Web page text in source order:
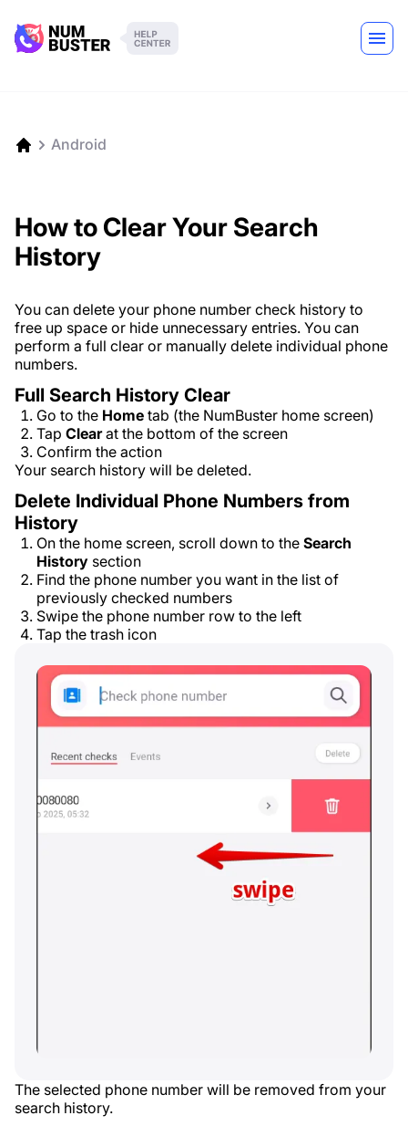
Android
How to Clear Your Search
History
You can delete your phone number check history to
free up space or hide unnecessary entries. You can
perform a full clear or manually delete individual phone
numbers.
Full Search History Clear
Go to the Home tab (the NumBuster home screen)
Tap Clearat the bottom of the screen
Confirm the action
Your search history will be deleted.
Delete Individual Phone Numbers from
History
On the home screen, scroll down to the Search
History section
Find the phone number you want in the list of
previously checked numbers
Swipe the phone number row to the left
Tap the trash icon
The selected phone number will be removed from your
search history.